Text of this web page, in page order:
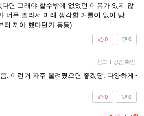
면 그래야 할수밖에 없었던 이유가 있지 않
너무 빨라서 미래 생각할 겨를이 없이 당
터 꺼야 했다던가 등등)
0
0
신고 | 공감 확인
. 이런거 자주 올려줬으면 좋겠당. 다양하게~
0
0